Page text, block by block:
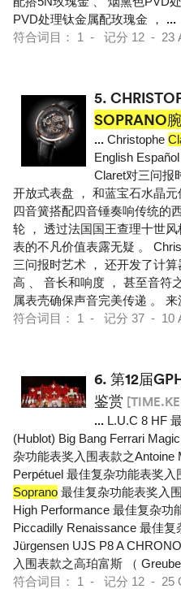
PVD处理钛金属配玫瑰金 ， ...
符合词目： 1 - 记分 12 - 23
5.
SOPRANO
... Christophe
English
Claret对三问报
开放式表盘 ， 和蓝宝石水晶
四音簧搭配四音锤奏响传统的
轮 ， 透过法国国王查理十世
表的不凡价值表露无疑 。
三问报时艺术 ， 还开发了计
高 、 音长和响度 ， 甚至音符
属表壳确保声音完美传递 。
符合词目： 1 - 记分 37 - 10
6. 第12届
鉴赏
... L.U.C 8 HF
(Hublot) Big Bang Ferrari
杂功能表奖入围表款之Antoine
Perpétuel 最佳复杂功能表奖
Soprano 最佳复杂功能表奖入
High Performance 最佳复杂功
Piccadilly Renaissance 最佳
Jürgensen UJS P8 A
入围表款之高珀富斯 （
符合词目： 1 - 记分 12 - 25